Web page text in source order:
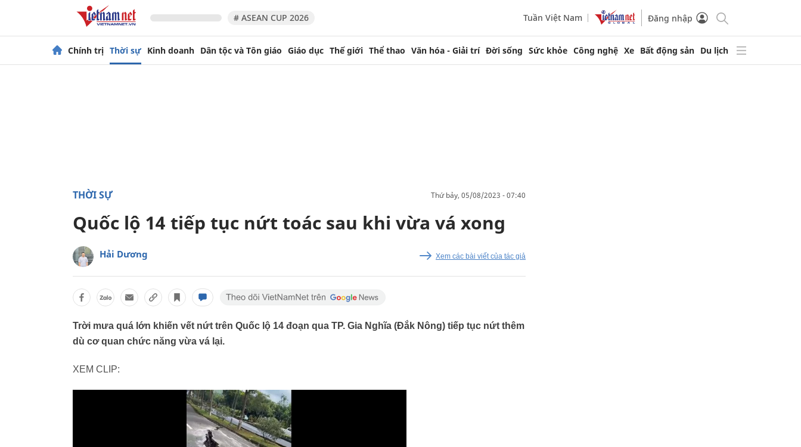
# ASEAN CUP 2026 Tuần Việt Nam Đăng nhập
Chính trị Thời sự Kinh doanh Dân tộc và Tôn giáo Giáo dục Thế giới Thể thao Văn hóa - Giải trí Đời sống Sức khỏe Công nghệ Xe Bất động sản Du lịch
THỜI SỰ thứ bảy, 05/08/2023 - 07:40
Quốc lộ 14 tiếp tục nứt toác sau khi vừa vá xong
Hải Dương Xem các bài viết của tác giả
Trời mưa quá lớn khiến vết nứt trên Quốc lộ 14 đoạn qua TP. Gia Nghĩa (Đắk Nông) tiếp tục nứt thêm
dù cơ quan chức năng vừa vá lại.
XEM CLIP: